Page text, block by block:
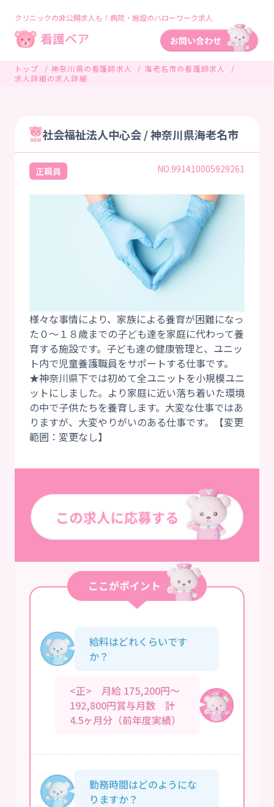
クリニックの非公開求人も！病院・施設のハローワーク求人
トップ 神奈川県の看護師求人
海老名市の看護師求人
求人詳細の求人詳細
社会福祉法人中心会 / 神奈川県海老名市
正職員 NO.991410005929261
様々な事情により、家族による養育が困難になっ
た０～１８歳までの子ども達を家庭に代わって養
育する施設です。子ども達の健康管理と、ユニッ
ト内で児童養護職員をサポートする仕事です。
★神奈川県下では初めて全ユニットを小規模ユニ
ットにしました。より家庭に近い落ち着いた環境
の中で子供たちを養育します。大変な仕事ではあ
りますが、大変やりがいのある仕事です。【変更
給料はどれくらいです
か？
<正> 月給 175,200円～
192,800円賞与月数 計
4.5ヶ月分（前年度実績）
勤務時間はどのようにな
りますか？